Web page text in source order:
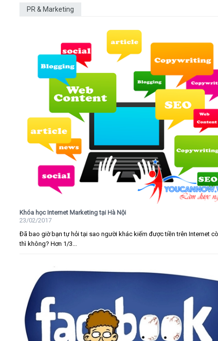
PR & Marketing
Khóa học Internet Marketing tại Hà Nội
23/02/2017
Đã bao giờ bạn tự hỏi tại sao người khác kiếm được tiền trên Internet
thì không? Hơn 1/3...